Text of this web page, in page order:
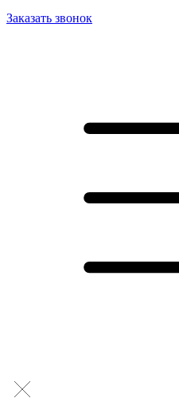
Заказать звонок